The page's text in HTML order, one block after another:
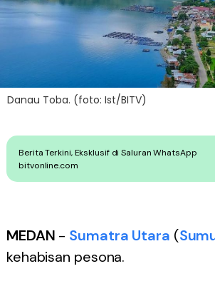
Danau Toba. (foto: Ist/BITV)
Berita Terkini, Eksklusif di Saluran WhatsApp
bitvonline.com
MEDAN - Sumatra Utara (
kehabisan pesona.